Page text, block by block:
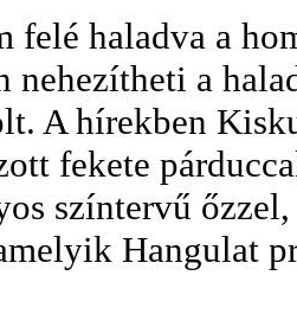
felé haladva a
nehezítheti a
A hírekben
fekete
színtervű
Hangulat